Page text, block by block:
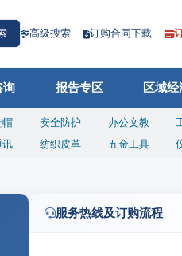
高级搜索 订购合同下载
询 报告专区 区域经
帽 安全防护 办公文教
讯 纺织皮革 五金工具
服务热线及订购流程